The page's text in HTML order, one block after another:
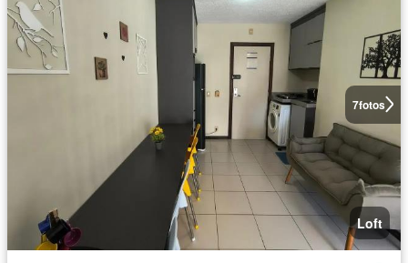
7fotos
Loft